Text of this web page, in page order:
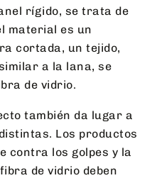
rígido, se trata de
material es un
cortada, un tejido,
a la lana, se
de vidrio.
también da lugar a
Los productos
contra los golpes y la
de vidrio deben